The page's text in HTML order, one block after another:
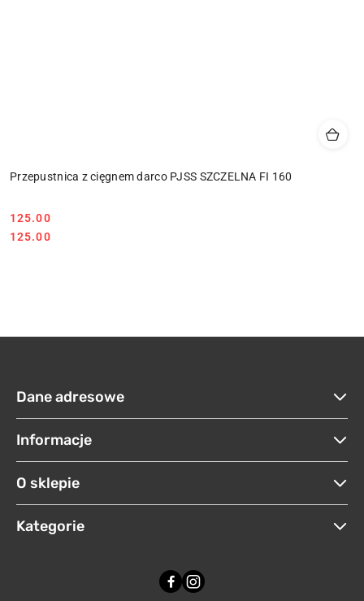
Przepustnica z cięgnem darco PJSS SZCZELNA FI 160
Cena:
125.00
Cena:
125.00
Dane adresowe
Informacje
O sklepie
Kategorie